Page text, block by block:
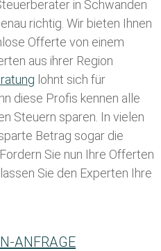
in Schwanden
richtig. Wir bieten Ihnen
Offerte von einem
aus ihrer Region
lohnt sich für
diese Profis kennen alle
Steuern sparen. In vielen
Betrag sogar die
Sie nun Ihre Offerten
Sie den Experten Ihre
ANFRAGE